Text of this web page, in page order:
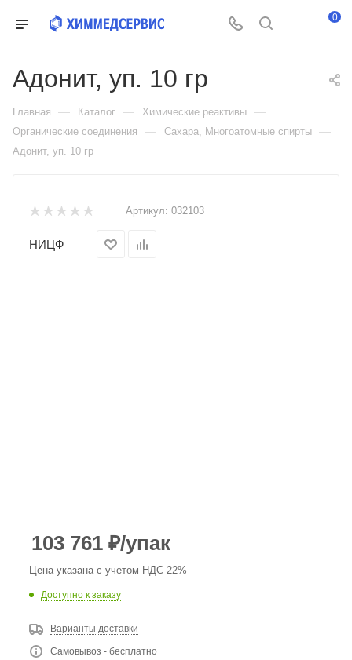
0
Адонит, уп. 10 гр
Главная — Каталог — Химические реактивы —
Органические соединения — Сахара, Многоатомные спирты —
Адонит, уп. 10 гр
Артикул: 032103
НИЦФ
103 761 ₽/упак
Цена указана с учетом НДС 22%
Доступно к заказу
Варианты доставки
Самовывоз - бесплатно